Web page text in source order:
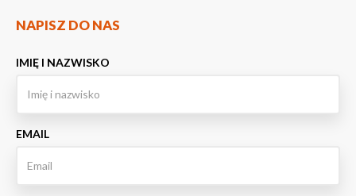
NAPISZ DO NAS
IMIĘ I NAZWISKO
EMAIL